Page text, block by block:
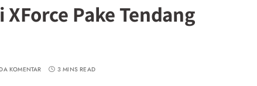
Pake Tendang
KOMENTAR 3 MINS READ